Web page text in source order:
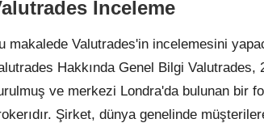
İnceleme
makalede Valutrades'in incelemesini
Hakkında Genel Bilgi Valutrades,
ve merkezi Londra'da bulunan bir
Şirket, dünya genelinde